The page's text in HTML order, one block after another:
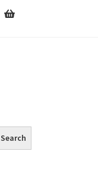
Search